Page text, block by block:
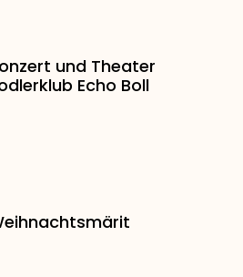
und Theater
Echo Boll